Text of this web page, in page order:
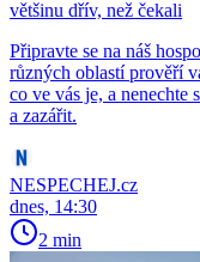
většinu dřív, než čekali
Připravte se na náš
různých oblastí prověří
co ve vás je, a nenechte
a zazářit.
NESPECHEJ.cz
dnes, 14:30
2 min